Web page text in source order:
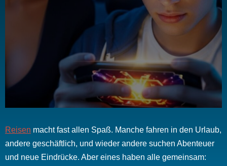
Reisen macht fast allen Spaß. Manche fahren in den Urlaub,
andere geschäftlich, und wieder andere suchen Abenteuer
und neue Eindrücke. Aber eines haben alle gemeinsam: